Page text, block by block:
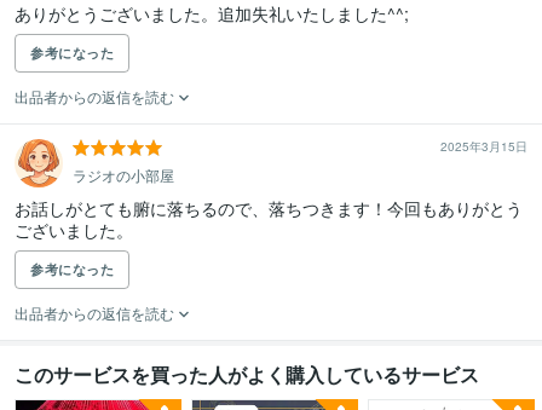
ありがとうございました。追加失礼いたしました^^;
参考になった
出品者からの返信を読む
2025年3月15日
ラジオの小部屋
お話しがとても腑に落ちるので、落ちつきます！今回もありがとう
ございました。
参考になった
出品者からの返信を読む
このサービスを買った人がよく購入しているサービス